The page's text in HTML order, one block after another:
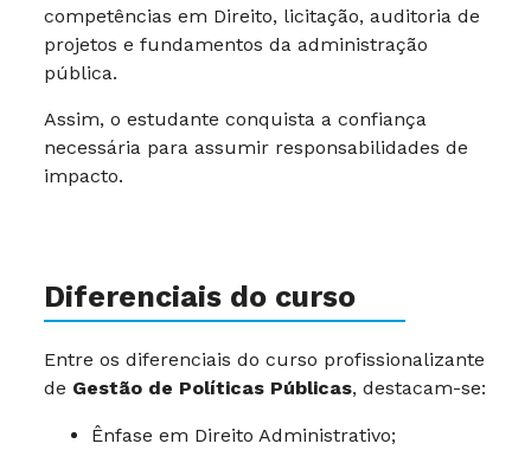
competências em Direito, licitação, auditoria de
projetos e fundamentos da administração
pública.
Assim, o estudante conquista a confiança
necessária para assumir responsabilidades de
impacto.
Diferenciais do curso
Entre os diferenciais do curso profissionalizante
de Gestão de Políticas Públicas, destacam-se:
Ênfase em Direito Administrativo;